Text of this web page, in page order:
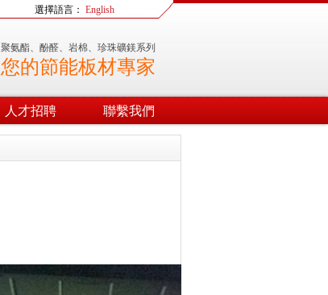
選擇語言： English
聚氨酯、酚醛、岩棉、珍珠礦鎂系列
您的節能板材專家
人才招聘 聯繫我們